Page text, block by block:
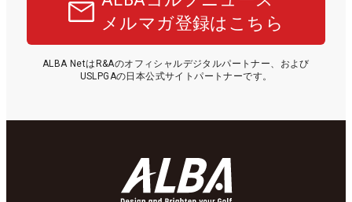
メルマガ登録はこちら
ALBA NetはR&Aのオフィシャルデジタルパートナー、および
USLPGAの日本公式サイトパートナーです。